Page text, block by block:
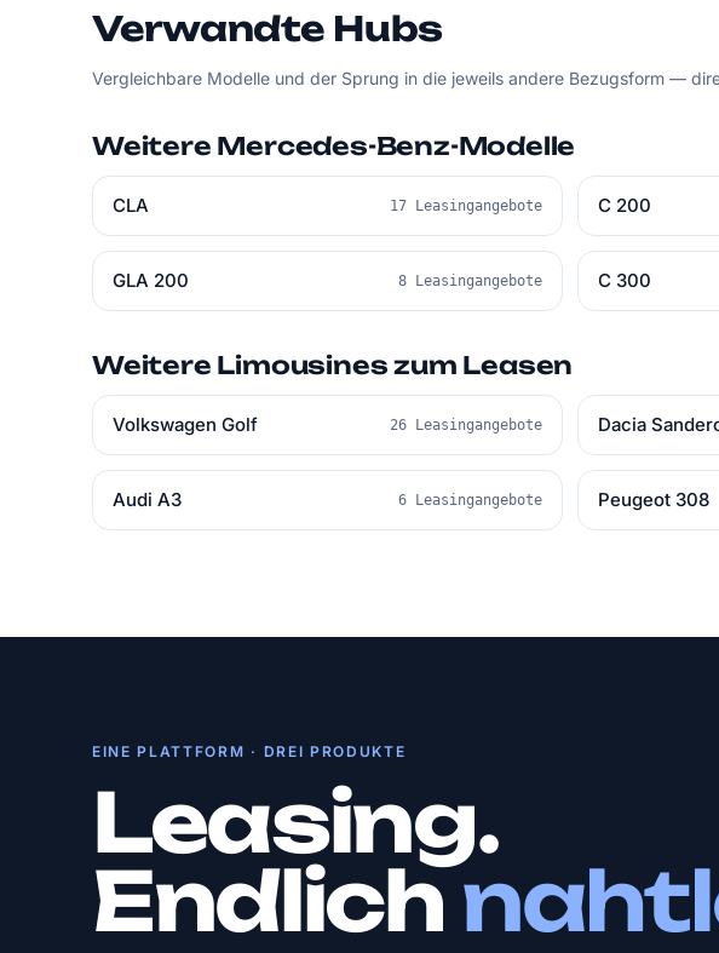
Verwandte Hubs
Vergleichbare Modelle und der Sprung in die jeweils andere Bezugsform —
Weitere Mercedes-Benz-Modelle
CLA 17 Leasingangebote C 200
GLA 200 8 Leasingangebote C 300
Weitere Limousines zum Leasen
Volkswagen Golf 26 Leasingangebote Dacia
Audi A3 6 Leasingangebote Peugeot 308
EINE PLATTFORM · DREI PRODUKTE
Leasing.
Endlich